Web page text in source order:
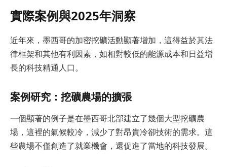
實際案例與2025年洞察
近年來，墨西哥的加密挖礦活動顯著增加，這得益於其法
律框架和其他有利因素，如相對較低的能源成本和日益增
長的科技精通人口。
案例研究：挖礦農場的擴張
一個顯著的例子是在墨西哥北部建立了幾個大型挖礦農
場，這裡的氣候較冷，減少了對昂貴冷卻技術的需求。這
些農場不僅創造了就業機會，還促進了當地的科技發展。